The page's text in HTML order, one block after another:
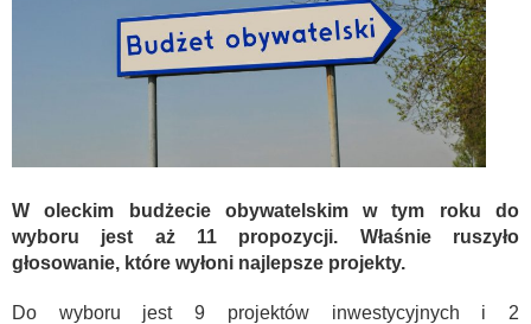
W oleckim budżecie obywatelskim w tym roku do
wyboru jest aż 11 propozycji. Właśnie ruszyło
głosowanie, które wyłoni najlepsze projekty.
Do wyboru jest 9 projektów inwestycyjnych i 2